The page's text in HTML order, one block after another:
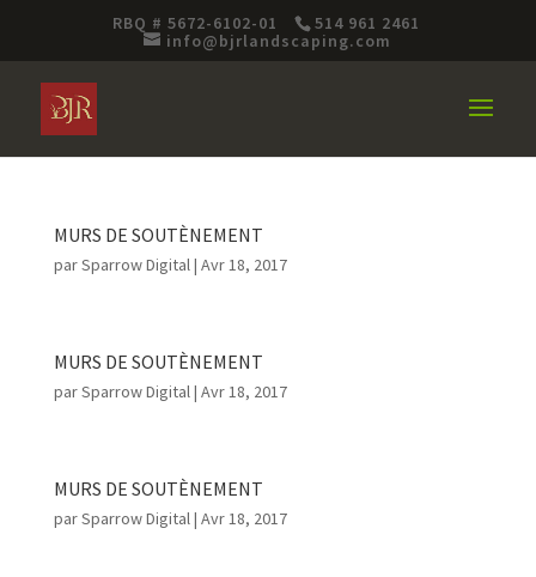
RBQ # 5672-6102-01
514 961 2461
info@bjrlandscaping.com
MURS DE SOUTÈNEMENT
parSparrow Digital| Avr 18, 2017
MURS DE SOUTÈNEMENT
parSparrow Digital| Avr 18, 2017
MURS DE SOUTÈNEMENT
parSparrow Digital| Avr 18, 2017